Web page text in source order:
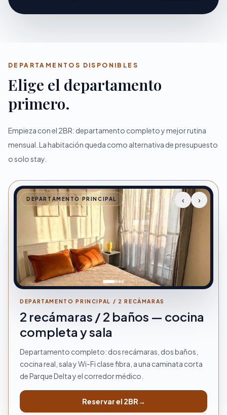
DEPARTAMENTOS DISPONIBLES
Elige el departamento
primero.
Empieza con el 2BR: departamento completo y mejor rutina
mensual. La habitación queda como alternativa de presupuesto
o solo stay.
DEPARTAMENTO PRINCIPAL ‹ ›
DEPARTAMENTO PRINCIPAL / 2 RECÁMARAS
2 recámaras / 2 baños — cocina
completa y sala
Departamento completo: dos recámaras, dos baños,
cocina real, sala y Wi-Fi clase fibra, a una caminata corta
de Parque Delta y el corredor médico.
Reservar el 2BR→